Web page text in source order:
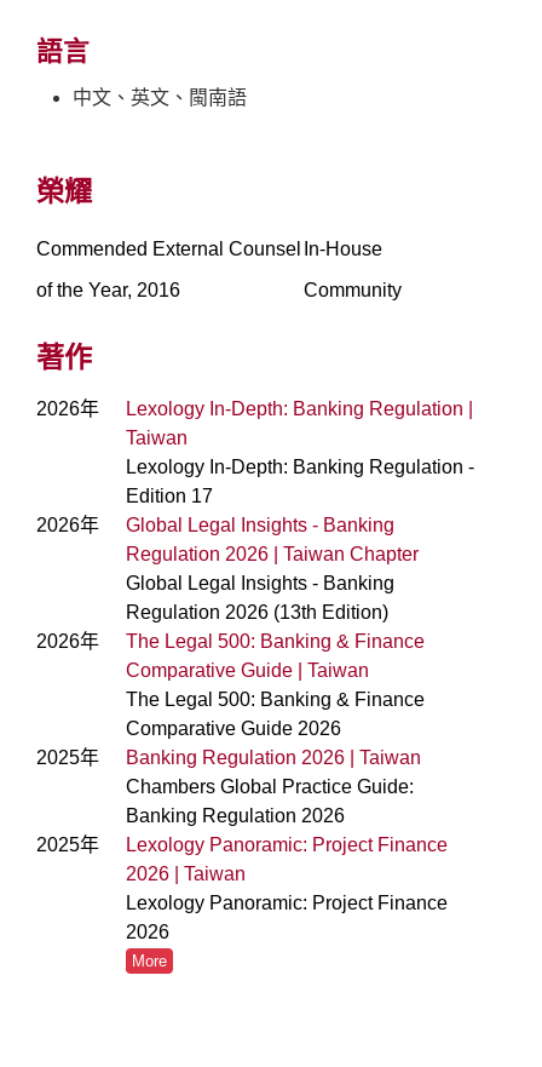
語言
中文、英文、閩南語
榮耀
Commended External Counsel
of the Year, 2016
In-House
Community
著作
2026年
Lexology In-Depth: Banking Regulation |
Taiwan
Lexology In-Depth: Banking Regulation -
Edition 17
2026年
Global Legal Insights - Banking
Regulation 2026 | Taiwan Chapter
Global Legal Insights - Banking
Regulation 2026 (13th Edition)
2026年
The Legal 500: Banking & Finance
Comparative Guide | Taiwan
The Legal 500: Banking & Finance
Comparative Guide 2026
2025年
Banking Regulation 2026 | Taiwan
Chambers Global Practice Guide:
Banking Regulation 2026
2025年
Lexology Panoramic: Project Finance
2026 | Taiwan
Lexology Panoramic: Project Finance
2026
More